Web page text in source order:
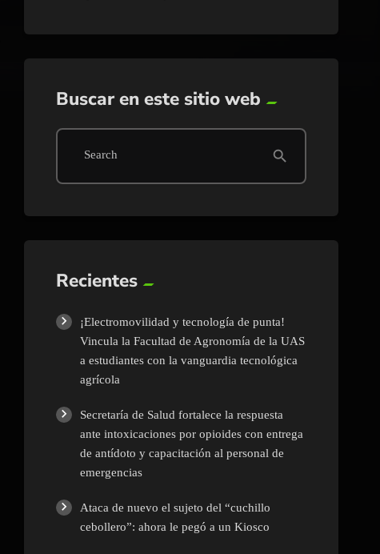
Buscar en este sitio web
Search search
Recientes
¡Electromovilidad y tecnología de punta!
Vincula la Facultad de Agronomía de la UAS
a estudiantes con la vanguardia tecnológica
agrícola
Secretaría de Salud fortalece la respuesta
ante intoxicaciones por opioides con entrega
de antídoto y capacitación al personal de
emergencias
Ataca de nuevo el sujeto del “cuchillo
cebollero”: ahora le pegó a un Kiosco